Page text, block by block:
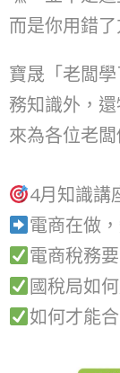
而是你用錯
寶晟「老闆
務知識外，
來為各位老
4月知識講
電商在做
電商稅務
國稅局如
如何才能